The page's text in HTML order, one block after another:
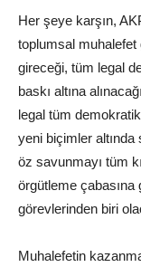
Her şeye karşın,
toplumsal muhalefet
gireceği, tüm legal
baskı altına
legal tüm
yeni biçimler
öz savunmayı tüm
örgütleme
görevlerinden biri
Muhalefetin